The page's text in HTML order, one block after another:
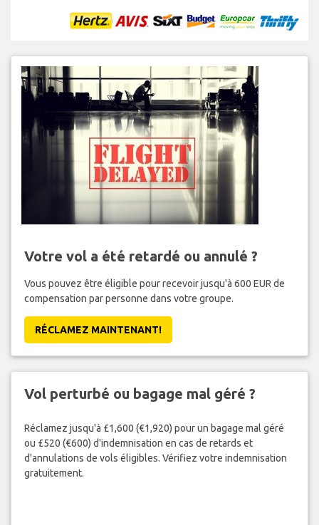
Votre vol a été retardé ou annulé ?
Vous pouvez être éligible pour recevoir jusqu'à 600 EUR de
compensation par personne dans votre groupe.
RÉCLAMEZ MAINTENANT!
Vol perturbé ou bagage mal géré ?
Réclamez jusqu'à £1,600 (€1,920) pour un bagage mal géré
ou £520 (€600) d'indemnisation en cas de retards et
d'annulations de vols éligibles. Vérifiez votre indemnisation
gratuitement.